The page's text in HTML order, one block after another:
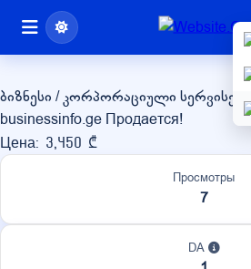
businessinfo.ge
ბიზნესი / კორპორაციული სერვისები
businessinfo.ge Продается!
Цена: 3,450 ₾
Просмотры
7
DA